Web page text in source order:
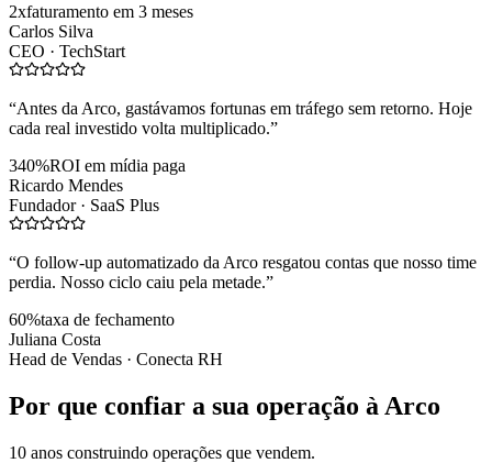
2xfaturamento em 3 meses
Carlos Silva
CEO · TechStart
“Antes da Arco, gastávamos fortunas em tráfego sem retorno. Hoje
cada real investido volta multiplicado.”
340%ROI em mídia paga
Ricardo Mendes
Fundador · SaaS Plus
“O follow-up automatizado da Arco resgatou contas que nosso time
perdia. Nosso ciclo caiu pela metade.”
60%taxa de fechamento
Juliana Costa
Head de Vendas · Conecta RH
Por que confiar a sua operação à Arco
10 anos construindo operações que vendem.